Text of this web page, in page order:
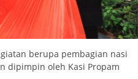
berupa pembagian nasi
dipimpin oleh Kasi Propam